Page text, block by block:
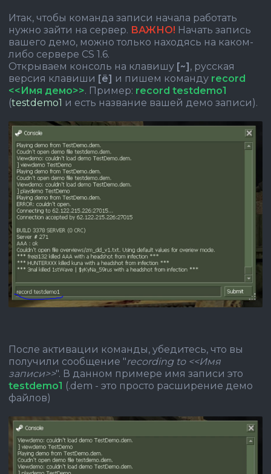
Итак, чтобы команда записи начала работать
нужно зайти на сервер. ВАЖНО! Начать запись
вашего демо, можно только находясь на каком-
либо сервере CS 1.6.
Открываем консоль на клавишу [~], русская
версия клавиши [ё] и пишем команду record
<<Имя демо>>. Пример: record testdemo1
(testdemo1 и есть название вашей демо записи).
После активации команды, убедитесь, что вы
получили сообщение "recording to <<Имя
записи>>". В данном примере имя записи это
testdemo1 (.dem - это просто расширение демо
файлов)